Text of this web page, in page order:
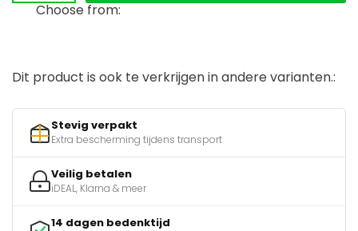
Choose from:
Dit product is ook te verkrijgen in andere varianten.:
Stevig verpakt
Extra bescherming tijdens transport
Veilig betalen
iDEAL, Klarna & meer
14 dagen bedenktijd